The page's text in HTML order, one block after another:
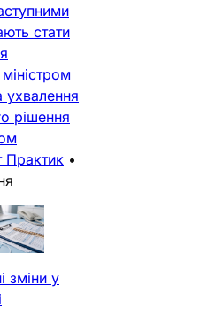
стати
ухвалення
рішення
Практик •
зміни у